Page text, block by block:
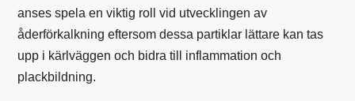
anses spela en viktig roll vid utvecklingen av
åderförkalkning eftersom dessa partiklar lättare kan tas
upp i kärlväggen och bidra till inflammation och
plackbildning.